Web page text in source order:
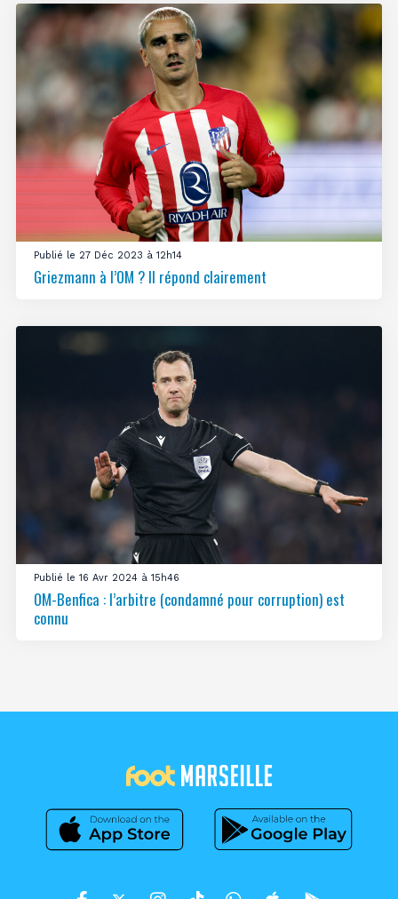
Publié le 27 Déc 2023 à 12h14
Griezmann à l’OM ? Il répond clairement
Publié le 16 Avr 2024 à 15h46
OM-Benfica : l’arbitre (condamné pour corruption) est
connu